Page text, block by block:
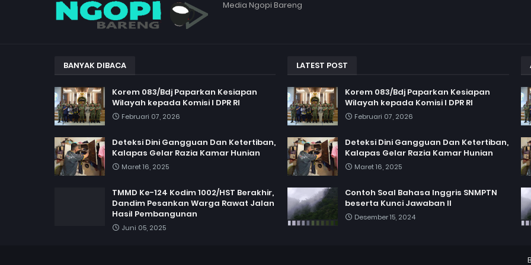
Media Ngopi Bareng
BANYAK DIBACA
Korem 083/Bdj Paparkan Kesiapan
Wilayah kepada Komisi I DPR RI
Februari 07, 2026
Deteksi Dini Gangguan Dan Ketertiban,
Kalapas Gelar Razia Kamar Hunian
Maret 16, 2025
TMMD Ke-124 Kodim 1002/HST Berakhir,
Dandim Pesankan Warga Rawat Jalan
Hasil Pembangunan
Juni 05, 2025
LATEST POST
Korem 083/Bdj Paparkan Kesiapan
Wilayah kepada Komisi I DPR RI
Februari 07, 2026
Deteksi Dini Gangguan Dan Ketertiban,
Kalapas Gelar Razia Kamar Hunian
Maret 16, 2025
Contoh Soal Bahasa Inggris SNMPTN
beserta Kunci Jawaban II
Desember 15, 2024